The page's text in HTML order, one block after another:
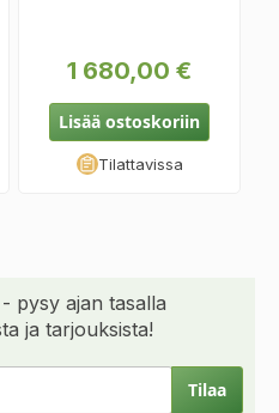
1 680,00 €
Lisää ostoskoriin
Tilattavissa
- pysy ajan tasalla
ja tarjouksista!
Tilaa